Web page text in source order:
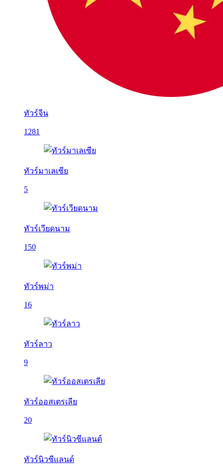
ทัวร์จีน
1281
ทัวร์มาเลเซีย
5
ทัวร์เวียดนาม
150
ทัวร์พม่า
16
ทัวร์ลาว
9
ทัวร์ออสเตรเลีย
20
ทัวร์นิวซีแลนด์